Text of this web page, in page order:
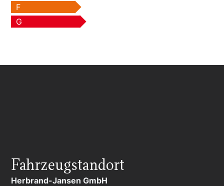
F
G
Fahrzeugstandort
Herbrand-Jansen GmbH